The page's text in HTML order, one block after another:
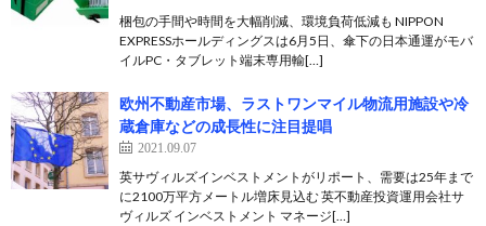
梱包の手間や時間を大幅削減、環境負荷低減も NIPPON
EXPRESSホールディングスは6月5日、傘下の日本通運がモバ
イルPC・タブレット端末専用輸[…]
欧州不動産市場、ラストワンマイル物流用施設や冷
蔵倉庫などの成長性に注目提唱
2021.09.07
英サヴィルズインベストメントがリポート、需要は25年まで
に2100万平方メートル増床見込む 英不動産投資運用会社サ
ヴィルズ インベストメント マネージ[…]